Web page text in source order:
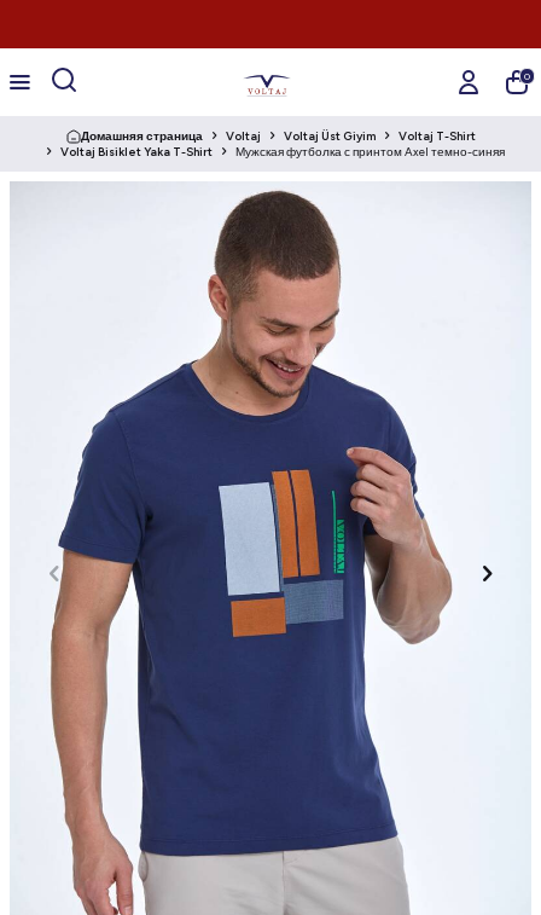
0
Домашняя страница Voltaj Voltaj Üst Giyim
Voltaj T-Shirt
Voltaj Bisiklet Yaka T-Shirt
Мужская футболка с принтом Axel темно-синяя